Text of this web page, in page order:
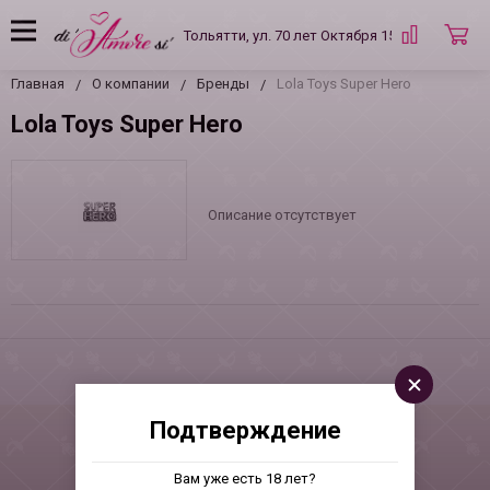
Тольятти, ул. 70 лет Октября 15 Б
Главная О компании Бренды Lola Toys Super Hero
Lola Toys Super Hero
Описание отсутствует
Подтверждение
Вам уже есть 18 лет?